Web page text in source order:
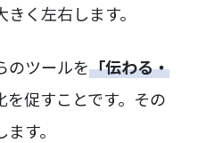
く左右します。
のツールを「伝わる・
を促すことです。その
す。